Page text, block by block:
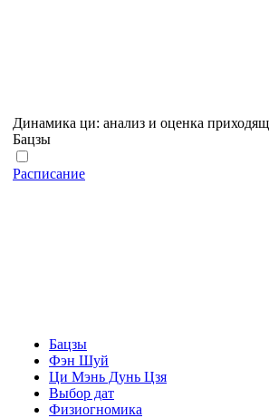
Динамика ци: анализ и оценка
Бацзы
Расписание
Бацзы
Фэн Шуй
Ци Мэнь Дунь Цзя
Выбор дат
Физиогномика